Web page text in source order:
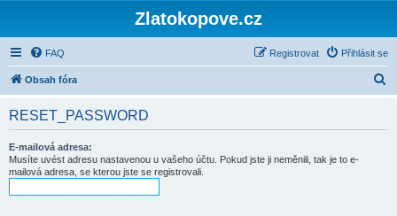
Zlatokopove.cz
FAQ Přihlásit se
Registrovat
Obsah fóra
RESET_PASSWORD
E-mailová adresa:
Musíte uvést adresu nastavenou u vašeho účtu. Pokud jste ji neměnili, tak je to e-
mailová adresa, se kterou jste se registrovali.